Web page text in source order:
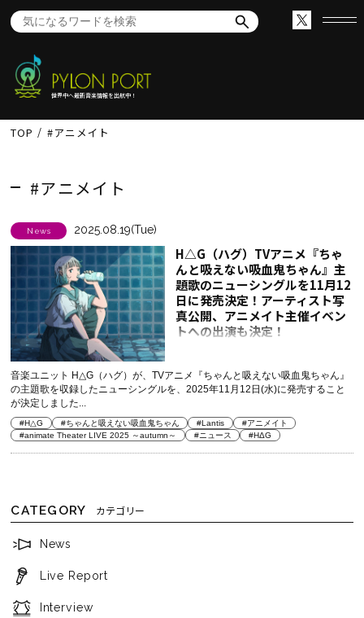
世界中へ最新音楽情報を出航中！
TOP #アニメイト
#アニメイト
News 2025.08.19(Tue)
H△G（ハグ）TVアニメ『ちゃ
んと吸えない吸血鬼ちゃん』主
題歌のニューシングルを11月12
日に発売決定！アーティスト写
真公開、アニメイト主催イベン
トへの出演も決定！
音楽ユニット H△G（ハグ）が、TVアニメ『ちゃんと吸えない吸血鬼ちゃん』
の主題歌を収録したニューシングルを、2025年11月12日(水)に発売すること
が決定しました...
#H△G #ちゃんと吸えない吸血鬼ちゃん #Lantis
#アニメイト
#animate Theater LIVE 2025 ～autumn～
#ニュース #HΔG
CATEGORY カテゴリー
News
Live Report
Interview